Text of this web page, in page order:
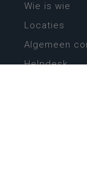
Wie is wie
Locaties
Algemeen
Helpdesk